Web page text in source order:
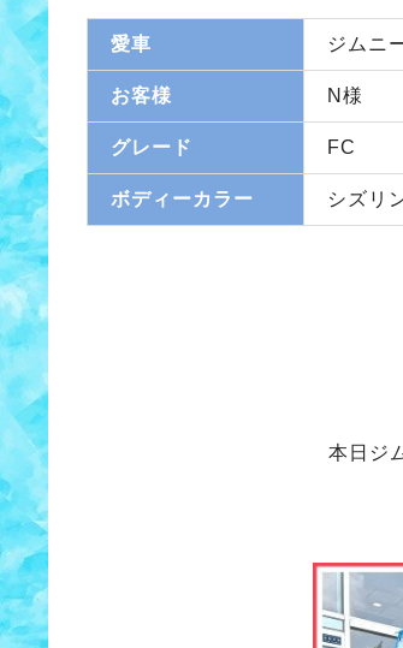
愛車 ジムニ
お客様 N様
グレード FC
ボディーカラー シズリ
本日ジ